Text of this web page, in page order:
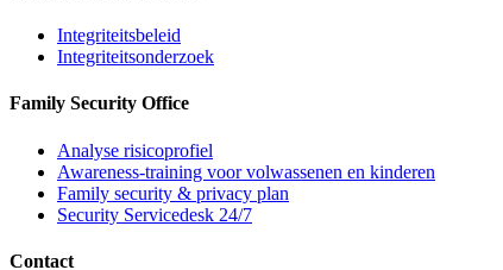
Integriteitsbeleid
Integriteitsonderzoek
Family Security Office
Analyse risicoprofiel
Awareness-training voor volwassenen en kinderen
Family security & privacy plan
Security Servicedesk 24/7
Contact